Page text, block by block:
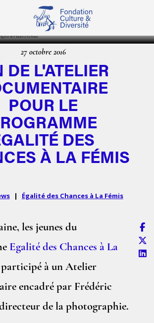
27 octobre 2016
DE L'ATELIER
POUR LE
DES
À LA FÉMIS
| Égalité des Chances à La Fémis
les jeunes du
Egalité des Chances à La
à un Atelier
encadré par Frédéric
de la photographie.